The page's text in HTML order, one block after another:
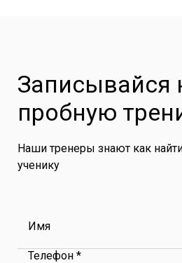
Записывайся
пробную
Наши тренеры знают как
ученику
Имя
Телефон *